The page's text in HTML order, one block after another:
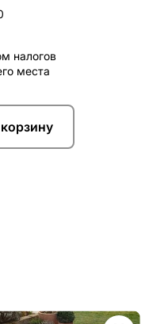
налогов
места